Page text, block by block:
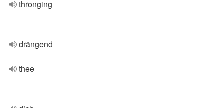
thronging
drängend
thee